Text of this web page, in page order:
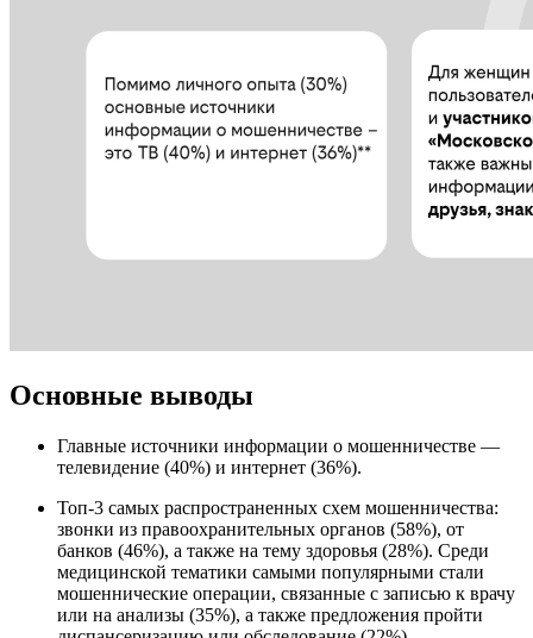
Основные выводы
Главные источники информации о мошенничестве —
телевидение (40%) и интернет (36%).
Топ-3 самых распространенных схем мошенничества:
звонки из правоохранительных органов (58%), от
банков (46%), а также на тему здоровья (28%). Среди
медицинской тематики самыми популярными стали
мошеннические операции, связанные с записью к врачу
или на анализы (35%), а также предложения пройти